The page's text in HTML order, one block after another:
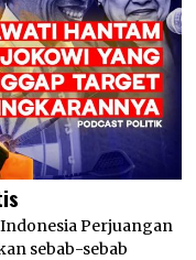
Perjuangan
sebab-sebab